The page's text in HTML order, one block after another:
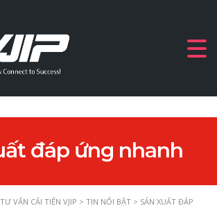
đáp ứng nhanh
VẤN CẢI TIẾN VJIP > TIN NỔI BẬT > SẢN XUẤT ĐÁP